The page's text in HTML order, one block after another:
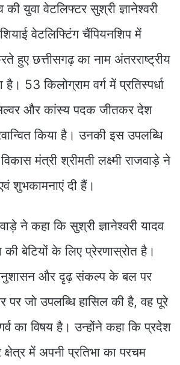
की युवा वेटलिफ्टर सुश्री ज्ञानेश्वरी
वेटलिफ्टिंग चैंपियनशिप में
हुए छत्तीसगढ़ का नाम अंतरराष्ट्रीय
53 किलोग्राम वर्ग में प्रतिस्पर्धा
और कांस्य पदक जीतकर देश
किया है। उनकी इस उपलब्धि
मंत्री श्रीमती लक्ष्मी राजवाड़े ने
शुभकामनाएं दी हैं।
ने कहा कि सुश्री ज्ञानेश्वरी यादव
बेटियों के लिए प्रेरणास्रोत है।
और दृढ़ संकल्प के बल पर
पर जो उपलब्धि हासिल की है, वह पूरे
का विषय है। उन्होंने कहा कि प्रदेश
में अपनी प्रतिभा का परचम